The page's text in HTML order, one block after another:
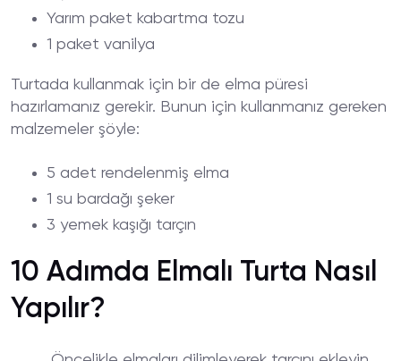
Yarım paket kabartma tozu
1 paket vanilya
Turtada kullanmak için bir de elma püresi
hazırlamanız gerekir. Bunun için kullanmanız gereken
malzemeler şöyle:
5 adet rendelenmiş elma
1 su bardağı şeker
3 yemek kaşığı tarçın
10 Adımda Elmalı Turta Nasıl
Yapılır?